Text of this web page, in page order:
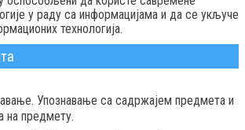
у раду са информацијама и да се укључе
технологија.
Упознавање са садржајем предмета и
на предмету.